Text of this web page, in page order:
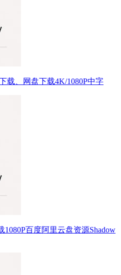
载、网盘下载4K/1080P中字
1080P百度阿里云盘资源Shadow